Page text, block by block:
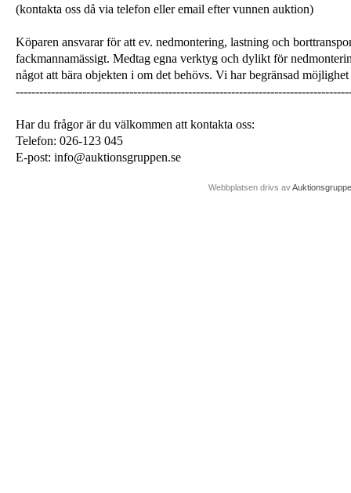
(kontakta oss då via telefon eller email efter vunnen auktion)
Köparen ansvarar för att ev. nedmontering, lastning och
fackmannamässigt. Medtag egna verktyg och dylikt för
något att bära objekten i om det behövs. Vi har begränsad
Har du frågor är du välkommen att kontakta oss:
Telefon: 026-123 045
E-post: info@auktionsgruppen.se
Webbplatsen drivs av